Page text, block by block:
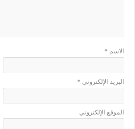
الاسم *
البريد الإلكتروني *
الموقع الإلكتروني